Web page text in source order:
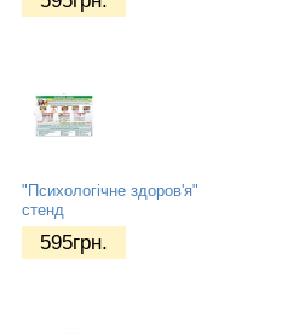
"Психологічне здоров'я"
стенд
595грн.